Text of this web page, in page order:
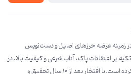
زمینه عرضه حرزهای اصیل و دست‌نویس
بر اعتقادات پاک، آداب شرعی و کیفیت بالا، در
جوار نورانی حرم امام رضا (ع) آغاز کرده است.با افتخار بعد از 10 سال تحقیق و